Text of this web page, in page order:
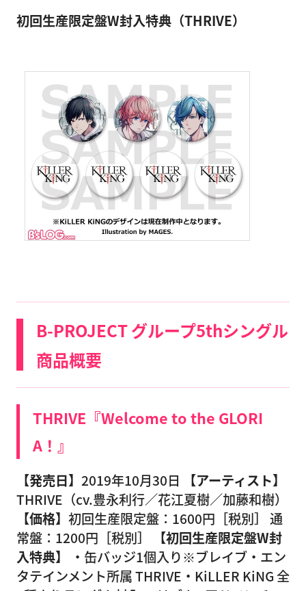
初回生産限定盤W封入特典（THRIVE）
B-PROJECT グループ5thシングル
商品概要
THRIVE『Welcome to the GLORI
A！』
【発売日】 2019年10月30日
【アーティスト】
THRIVE（cv.豊永利行／花江夏樹／加藤和樹）
【価格】 初回生産限定盤：1600円［税別］ 通
常盤：1200円［税別］
【初回生産限定盤W封
入特典】
・缶バッジ1個入り※ブレイブ・エン
タテインメント所属 THRIVE・KiLLER KiNG 全